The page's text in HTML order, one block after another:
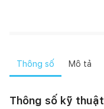
Thông số Mô tả
Thông số kỹ thuật